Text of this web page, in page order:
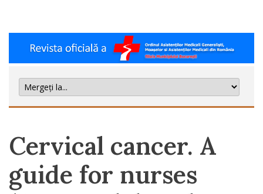
Cervical cancer. A
guide for nurses